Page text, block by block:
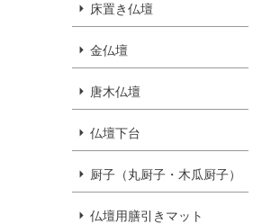
床置き仏壇
金仏壇
唐木仏壇
仏壇下台
厨子（丸厨子・木瓜厨子）
仏壇用膳引きマット